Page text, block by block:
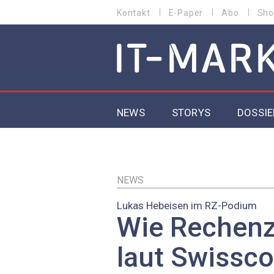
zum
MENU
Kontakt E-Paper Abo
MAIN NAVIGATION
NEWS STORYS
EU-
NEWS
Lukas ­Hebeisen im RZ-Podium
Wie
laut